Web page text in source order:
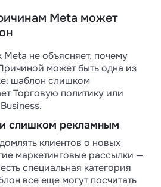
Meta может
Meta не объясняет, почему
может быть одна из
шаблон слишком
Торговую политику или
слишком рекламным
клиентов о новых
маркетинговые рассылки —
специальная категория
все еще могут посчитать